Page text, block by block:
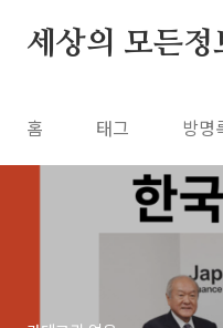
세상의 모든정
홈 태그 방명